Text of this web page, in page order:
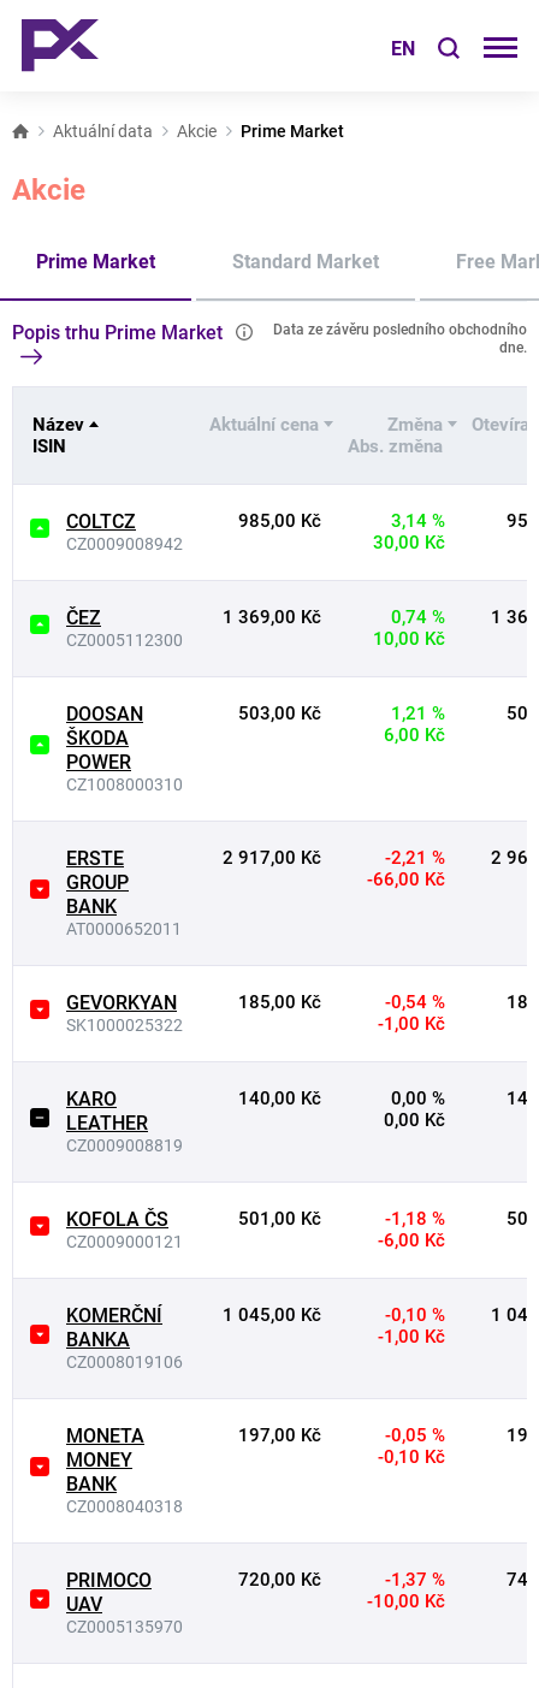
EN
Aktuální data Akcie Prime Market
Akcie
Prime Market Standard Market Free
Popis trhu Prime Market
Data ze závěru posledního obchodního
dne.
Název
ISIN
Aktuální cena
Změna
Abs. změna
COLTCZ
CZ0009008942
985,00 Kč
3,14 %
30,00 Kč
ČEZ
CZ0005112300
1 369,00 Kč
0,74 %
10,00 Kč
1
DOOSAN
ŠKODA
POWER
CZ1008000310
503,00 Kč
1,21 %
6,00 Kč
ERSTE
GROUP
BANK
AT0000652011
2 917,00 Kč
-2,21 %
-66,00 Kč
2
GEVORKYAN
SK1000025322
185,00 Kč
-0,54 %
-1,00 Kč
KARO
LEATHER
CZ0009008819
140,00 Kč
0,00 %
0,00 Kč
KOFOLA ČS
CZ0009000121
501,00 Kč
-1,18 %
-6,00 Kč
KOMERČNÍ
BANKA
CZ0008019106
1 045,00 Kč
-0,10 %
-1,00 Kč
1
MONETA
MONEY
BANK
CZ0008040318
197,00 Kč
-0,05 %
-0,10 Kč
PRIMOCO
UAV
CZ0005135970
720,00 Kč
-1,37 %
-10,00 Kč